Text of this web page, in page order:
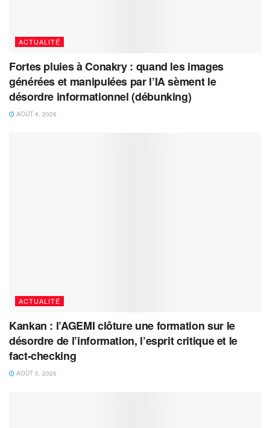
ACTUALITÉ
Fortes pluies à Conakry : quand les images
générées et manipulées par l’IA sèment le
désordre informationnel (débunking)
AOÛT 4, 2026
ACTUALITÉ
Kankan : l’AGEMI clôture une formation sur le
désordre de l’information, l’esprit critique et le
fact-checking
AOÛT 3, 2026